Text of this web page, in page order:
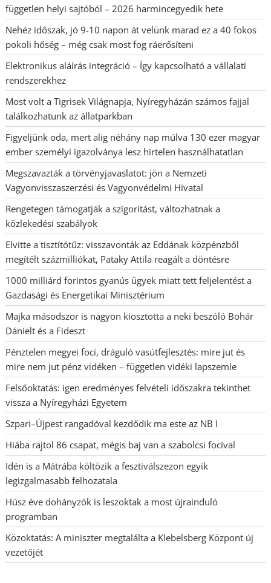
független helyi sajtóból – 2026 harmincegyedik hete
Nehéz időszak, jó 9-10 napon át velünk marad ez a 40 fokos
pokoli hőség – még csak most fog ráerősíteni
Elektronikus aláírás integráció – Így kapcsolható a vállalati
rendszerekhez
Most volt a Tigrisek Világnapja, Nyíregyházán számos fajjal
találkozhatunk az állatparkban
Figyeljünk oda, mert alig néhány nap múlva 130 ezer magyar
ember személyi igazolványa lesz hirtelen használhatatlan
Megszavazták a törvényjavaslatot: jön a Nemzeti
Vagyonvisszaszerzési és Vagyonvédelmi Hivatal
Rengetegen támogatják a szigorítást, változhatnak a
közlekedési szabályok
Elvitte a tisztítótűz: visszavonták az Eddának közpénzből
megítélt százmilliókat, Pataky Attila reagált a döntésre
1000 milliárd forintos gyanús ügyek miatt tett feljelentést a
Gazdasági és Energetikai Minisztérium
Majka másodszor is nagyon kiosztotta a neki beszóló Bohár
Dánielt és a Fideszt
Pénztelen megyei foci, dráguló vasútfejlesztés: mire jut és
mire nem jut pénz vidéken – független vidéki lapszemle
Felsőoktatás: igen eredményes felvételi időszakra tekinthet
vissza a Nyíregyházi Egyetem
Szpari–Újpest rangadóval kezdődik ma este az NB I
Hiába rajtol 86 csapat, mégis baj van a szabolcsi focival
Idén is a Mátrába költözik a fesztiválszezon egyik
legizgalmasabb felhozatala
Húsz éve dohányzók is leszoktak a most újrainduló
programban
Közoktatás: A miniszter megtalálta a Klebelsberg Központ új
vezetőjét